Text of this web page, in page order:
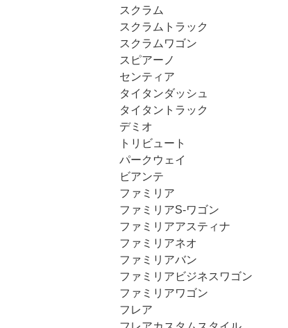
スクラム
スクラムトラック
スクラムワゴン
スピアーノ
センティア
タイタンダッシュ
タイタントラック
デミオ
トリビュート
パークウェイ
ビアンテ
ファミリア
ファミリアS-ワゴン
ファミリアアスティナ
ファミリアネオ
ファミリアバン
ファミリアビジネスワゴン
ファミリアワゴン
フレア